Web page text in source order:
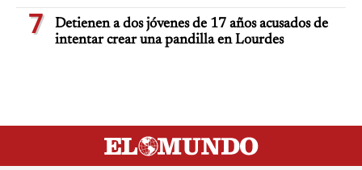
7
Detienen a dos jóvenes de 17 años acusados de
intentar crear una pandilla en Lourdes